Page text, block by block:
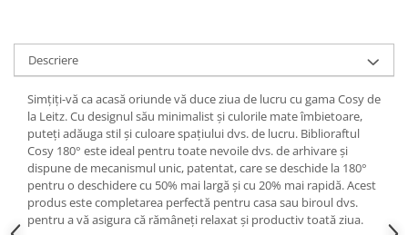
Caiete si blocnotesuri
Stampile, tusiere si tus
Protectia muncii si Imbracaminte
Imbracaminte
Tricouri
Bluze & Pulovere
Descriere
Simțiți-vă ca acasă oriunde vă duce ziua de lucru cu gama Cosy de
la Leitz. Cu designul său minimalist și culorile mate îmbietoare,
puteți adăuga stil și culoare spațiului dvs. de lucru. Biblioraftul
Cosy 180° este ideal pentru toate nevoile dvs. de arhivare și
dispune de mecanismul unic, patentat, care se deschide la 180°
pentru o deschidere cu 50% mai largă și cu 20% mai rapidă. Acest
produs este completarea perfectă pentru casa sau biroul dvs.
pentru a vă asigura că rămâneți relaxat și productiv toată ziua.